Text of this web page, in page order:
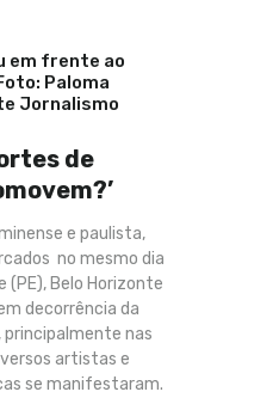
em frente ao
Paloma
Jornalismo
de
e paulista,
no mesmo dia
(PE), Belo Horizonte
decorrência da
principalmente nas
artistas e
se manifestaram.